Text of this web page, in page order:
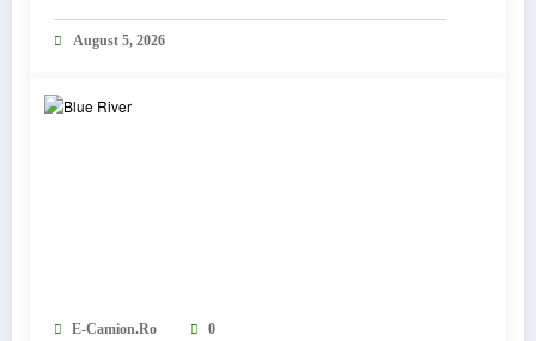
August 5, 2026
E-Camion.ro 0